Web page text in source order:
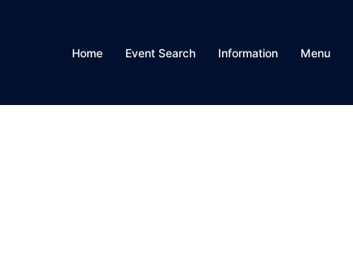
Home Event Search Information Menu